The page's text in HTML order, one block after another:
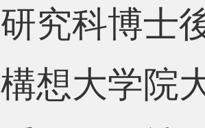
研究科博士
構想大学院